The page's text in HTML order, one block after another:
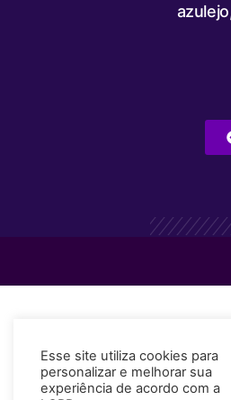
Esse site utiliza cookies para
personalizar e melhorar sua
experiência de acordo com a